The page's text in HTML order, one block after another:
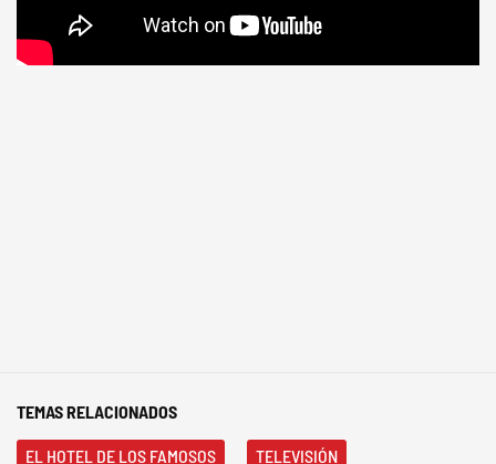
TEMAS RELACIONADOS
EL HOTEL DE LOS FAMOSOS TELEVISIÓN